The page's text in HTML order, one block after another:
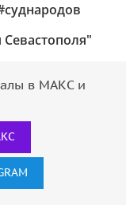
в МАКС и